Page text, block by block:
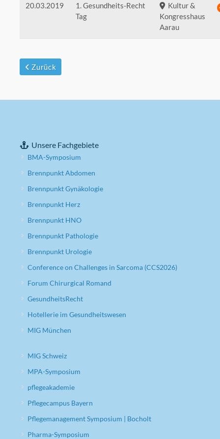
20.03.2019
1. Gesundheits-Recht
Tag
Kultur &
Kongresshaus
Aarau
Zurück
Unsere Fachgebiete
BMA-Symposium
Brennpunkt Abdomen
Brennpunkt Gynäkologie
Brennpunkt Herz
Brennpunkt HNO
Brennpunkt Pathologie
Brennpunkt Urologie
Conference on Challenges in Sarcoma (CCS2026)
Forum Chirurgical Romand
GesundheitsRecht
Hotellerie im Gesundheitswesen
MIG München
MIG Schweiz
MPA-Symposium
pflegeakademie
Pflegecampus Bayern
Pflegemanagement Symposium | Bocholt
Pharma-Symposium